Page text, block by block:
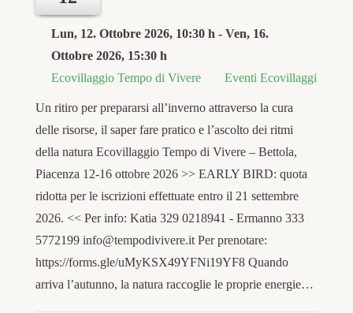
Lun, 12. Ottobre 2026, 10:30 h - Ven, 16.
Ottobre 2026, 15:30 h
Ecovillaggio Tempo di Vivere
Eventi Ecovillaggi
Un ritiro per prepararsi all’inverno attraverso la cura
delle risorse, il saper fare pratico e l’ascolto dei ritmi
della natura Ecovillaggio Tempo di Vivere – Bettola,
Piacenza 12-16 ottobre 2026 >> EARLY BIRD: quota
ridotta per le iscrizioni effettuate entro il 21 settembre
2026. << Per info: Katia 329 0218941 - Ermanno 333
5772199 info@tempodivivere.it Per prenotare:
https://forms.gle/uMyKSX49YFNi19YF8 Quando
arriva l’autunno, la natura raccoglie le proprie energie…